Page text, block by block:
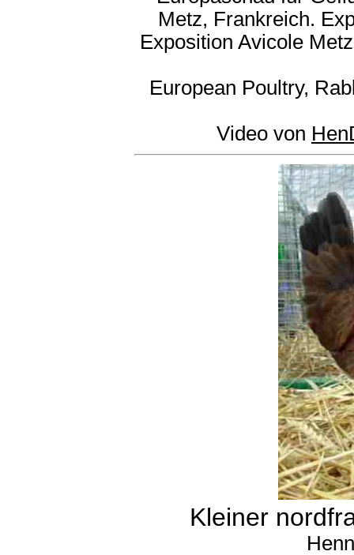
Metz, Frankreich.
Exposition Avicole
European Poultry,
Video von
Kleiner